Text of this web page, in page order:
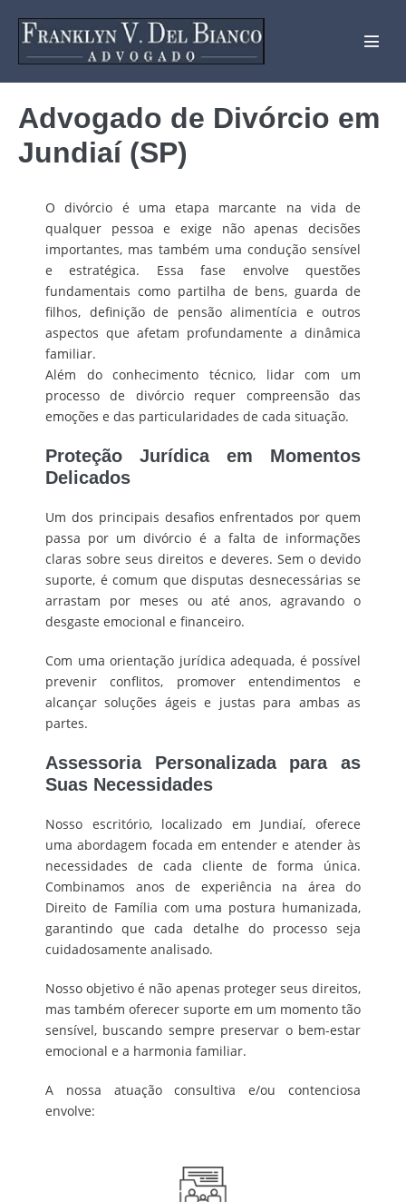
Advogado de Divórcio em
Jundiaí (SP)
O divórcio é uma etapa marcante na vida de
qualquer pessoa e exige não apenas decisões
importantes, mas também uma condução sensível
e estratégica. Essa fase envolve questões
fundamentais como partilha de bens, guarda de
filhos, definição de pensão alimentícia e outros
aspectos que afetam profundamente a dinâmica
familiar.
Além do conhecimento técnico, lidar com um
processo de divórcio requer compreensão das
emoções e das particularidades de cada situação.
Proteção Jurídica em Momentos
Delicados
Um dos principais desafios enfrentados por quem
passa por um divórcio é a falta de informações
claras sobre seus direitos e deveres. Sem o devido
suporte, é comum que disputas desnecessárias se
arrastam por meses ou até anos, agravando o
desgaste emocional e financeiro.
Com uma orientação jurídica adequada, é possível
prevenir conflitos, promover entendimentos e
alcançar soluções ágeis e justas para ambas as
partes.
Assessoria Personalizada para as
Suas Necessidades
Nosso escritório, localizado em Jundiaí, oferece
uma abordagem focada em entender e atender às
necessidades de cada cliente de forma única.
Combinamos anos de experiência na área do
Direito de Família com uma postura humanizada,
garantindo que cada detalhe do processo seja
cuidadosamente analisado.
Nosso objetivo é não apenas proteger seus direitos,
mas também oferecer suporte em um momento tão
sensível, buscando sempre preservar o bem-estar
emocional e a harmonia familiar.
A nossa atuação consultiva e/ou contenciosa
envolve: